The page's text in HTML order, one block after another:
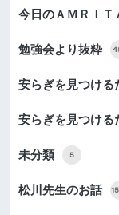
今日のＡＭＲＩＴ
勉強会より抜粋
安らぎを見つける
安らぎを見つける
未分類 5
松川先生のお話